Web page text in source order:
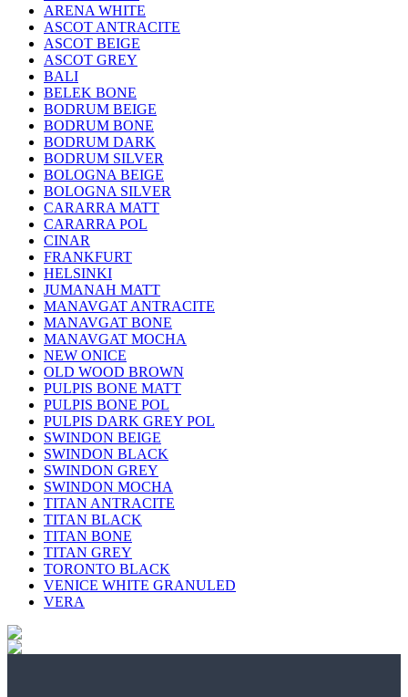
ARENA WHITE
ASCOT ANTRACITE
ASCOT BEIGE
ASCOT GREY
BALI
BELEK BONE
BODRUM BEIGE
BODRUM BONE
BODRUM DARK
BODRUM SILVER
BOLOGNA BEIGE
BOLOGNA SILVER
CARARRA MATT
CARARRA POL
CINAR
FRANKFURT
HELSINKI
JUMANAH MATT
MANAVGAT ANTRACITE
MANAVGAT BONE
MANAVGAT MOCHA
NEW ONICE
OLD WOOD BROWN
PULPIS BONE MATT
PULPIS BONE POL
PULPIS DARK GREY POL
SWINDON BEIGE
SWINDON BLACK
SWINDON GREY
SWINDON MOCHA
TITAN ANTRACITE
TITAN BLACK
TITAN BONE
TITAN GREY
TORONTO BLACK
VENICE WHITE GRANULED
VERA